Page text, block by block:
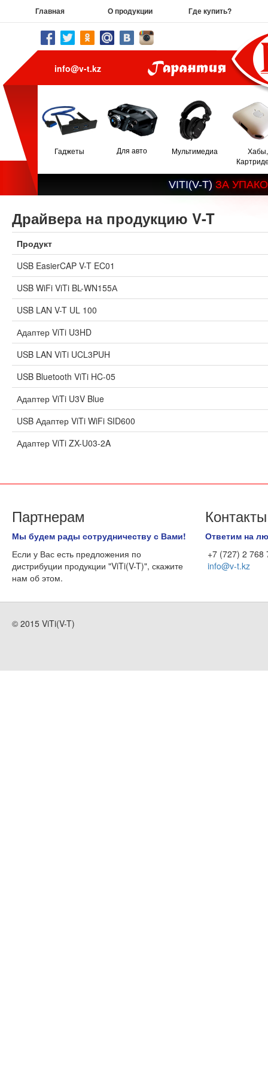
Главная О продукции Где купить?
info@v-t.kz
Гаджеты Для авто Мультимедиа
Хабы,
VITI(V-T) ЗА УПАКО
Драйвера на продукцию V-T
Продукт
USB EasierCAP V-T EC01
USB WiFi ViTi BL-WN155А
USB LAN V-T UL 100
Адаптер ViTi U3HD
USB LAN ViTi UCL3PUH
USB Bluetooth ViTi HC-05
Адаптер ViTi U3V Blue
USB Адаптер ViTi WiFi SID600
Адаптер ViTi ZX-U03-2A
Партнерам
Мы будем рады сотрудничеству с Вами!
Если у Вас есть предложения по
дистрибуции продукции "ViTi(V-T)", скажите
нам об этом.
Контакты
Ответим на
+7 (727) 2 768
info@v-t.kz
© 2015 ViTi(V-T)